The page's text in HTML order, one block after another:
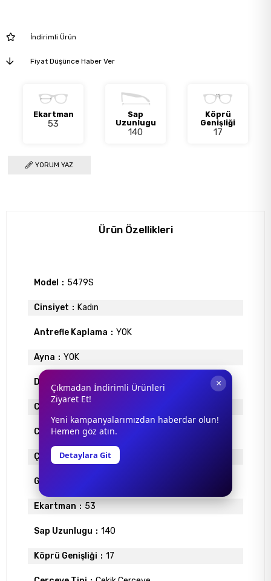
İndirimli Ürün
Fiyat Düşünce Haber Ver
Ekartman
53
Sap
Uzunlugu
140
Köprü
Genişliği
17
YORUM YAZ
Ürün Özellikleri
Model 5479S
Cinsiyet Kadın
Antrefle Kaplama YOK
Ayna YOK
Degrade YOK
Cam Materyali
Cam Rengi FÜME
Çerçeve Materyali
Gövde Rengi
Ekartman 53
Sap Uzunlugu 140
Köprü Genişliği 17
×
Çıkmadan İndirimli Ürünleri
Ziyaret Et!
Yeni kampanyalarımızdan haberdar olun!
Hemen göz atın.
Detaylara Git